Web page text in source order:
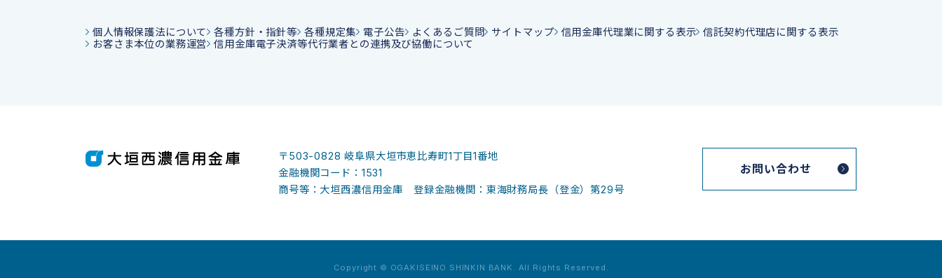
個人情報保護法について 各種方針・指針等 各種規定集 電子公告 よくあるご質問 サイトマップ 信用金庫代理業に関する表示 信託契約代理店に関する表示
お客さま本位の業務運営 信用金庫電子決済等代行業者との連携及び協働について
〒503-0828 岐阜県大垣市恵比寿町1丁目1番地
金融機関コード：1531
商号等：大垣西濃信用金庫 登録金融機関：東海財務局長（登金）第29号
お問い合わせ
Copyright © OGAKISEINO SHINKIN BANK. All Rights Reserved.